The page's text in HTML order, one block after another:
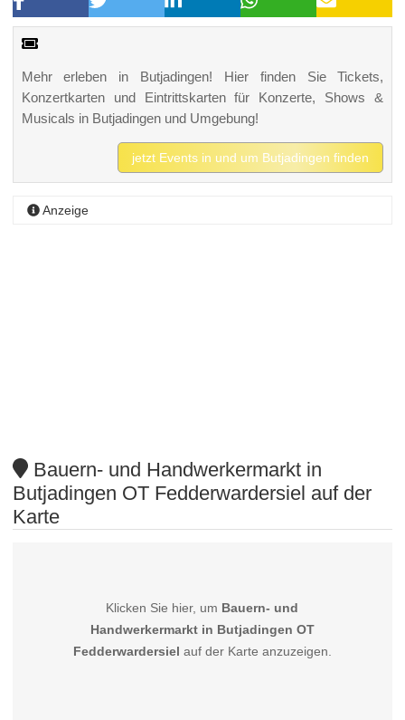
Mehr erleben in Butjadingen! Hier finden Sie Tickets,
Konzertkarten und Eintrittskarten für Konzerte, Shows &
Musicals in Butjadingen und Umgebung!
jetzt Events in und um Butjadingen finden
Anzeige
Bauern- und Handwerkermarkt in
Butjadingen OT Fedderwardersiel auf der
Karte
Klicken Sie hier, um Bauern- und
Handwerkermarkt in Butjadingen OT
Fedderwardersiel auf der Karte anzuzeigen.